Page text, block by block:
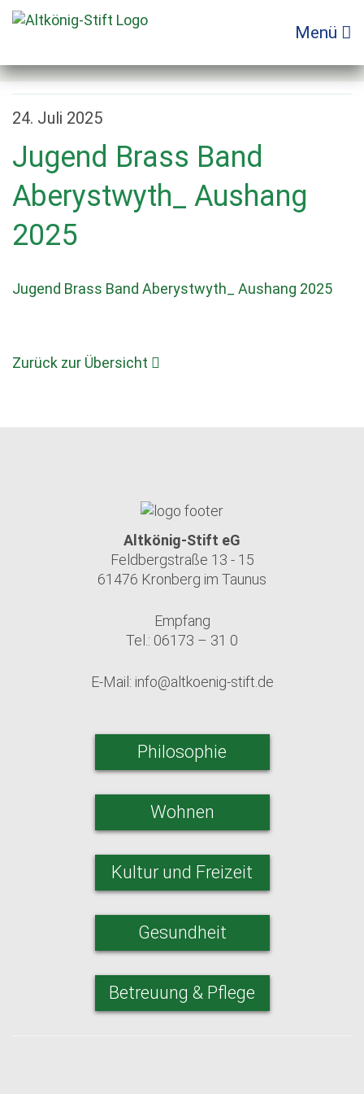
Zum
Inhalt
Menü
24. Juli 2025
Jugend Brass Band
Aberystwyth_ Aushang
2025
Jugend Brass Band Aberystwyth_ Aushang 2025
Zurück zur Übersicht
Altkönig-Stift eG
Feldbergstraße 13 - 15
61476 Kronberg im Taunus
Empfang
Tel.: 06173 – 31 0
E-Mail: info@altkoenig-stift.de
Philosophie
Wohnen
Kultur und Freizeit
Gesundheit
Betreuung & Pflege